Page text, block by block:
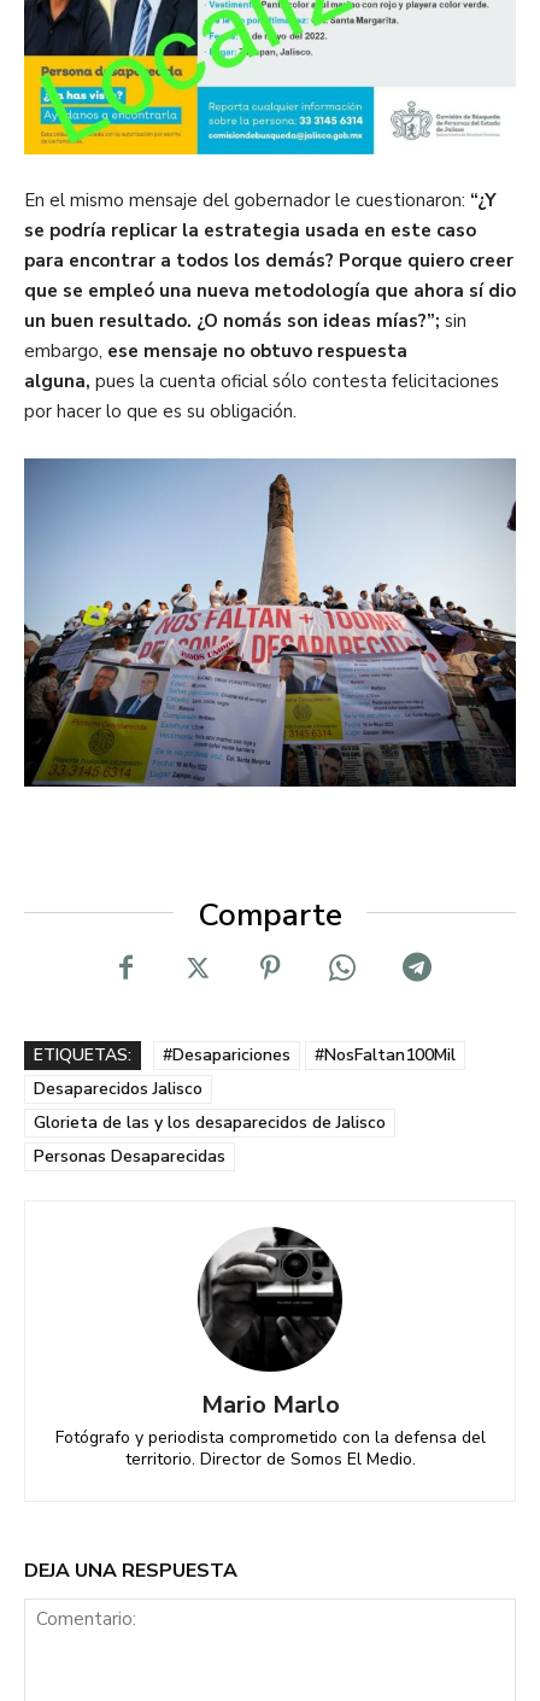
En el mismo mensaje del gobernador le cuestionaron: “¿Y
se podría replicar la estrategia usada en este caso
para encontrar a todos los demás? Porque quiero creer
que se empleó una nueva metodología que ahora sí dio
un buen resultado. ¿O nomás son ideas mías?”; sin
embargo, ese mensaje no obtuvo respuesta
alguna, pues la cuenta oficial sólo contesta felicitaciones
por hacer lo que es su obligación.
Comparte
ETIQUETAS: #Desapariciones
#NosFaltan100Mil
Desaparecidos Jalisco
Glorieta de las y los desaparecidos de Jalisco
Personas Desaparecidas
Mario Marlo
Fotógrafo y periodista comprometido con la defensa del
territorio. Director de Somos El Medio.
DEJA UNA RESPUESTA